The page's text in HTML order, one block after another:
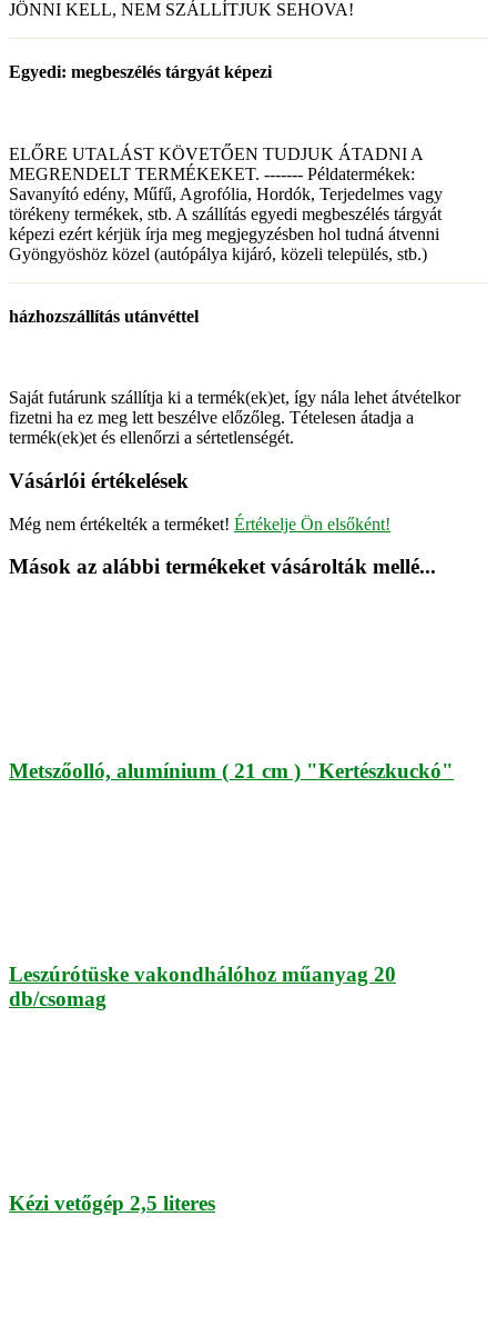
JÖNNI KELL, NEM SZÁLLÍTJUK SEHOVA!
Egyedi: megbeszélés tárgyát képezi
ELŐRE UTALÁST KÖVETŐEN TUDJUK ÁTADNI A
MEGRENDELT TERMÉKEKET. ------- Példatermékek:
Savanyító edény, Műfű, Agrofólia, Hordók, Terjedelmes vagy
törékeny termékek, stb. A szállítás egyedi megbeszélés tárgyát
képezi ezért kérjük írja meg megjegyzésben hol tudná átvenni
Gyöngyöshöz közel (autópálya kijáró, közeli település, stb.)
házhozszállítás utánvéttel
Saját futárunk szállítja ki a termék(ek)et, így nála lehet átvételkor
fizetni ha ez meg lett beszélve előzőleg. Tételesen átadja a
termék(ek)et és ellenőrzi a sértetlenségét.
Vásárlói értékelések
Még nem értékelték a terméket! Értékelje Ön elsőként!
Mások az alábbi termékeket vásárolták mellé...
Metszőolló, alumínium ( 21 cm ) "Kertészkuckó"
Leszúrótüske vakondhálóhoz műanyag 20
db/csomag
Kézi vetőgép 2,5 literes